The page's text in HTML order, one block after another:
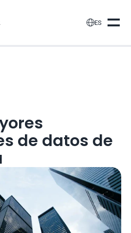
ES
de datos de